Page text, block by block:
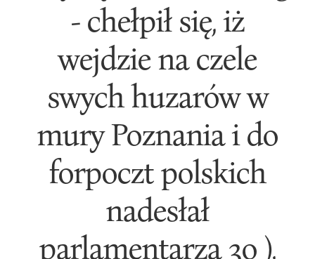
- chełpił się, iż
wejdzie na czele
swych huzarów w
mury Poznania i do
forpoczt polskich
nadesłał
parlamentarza 3o ),